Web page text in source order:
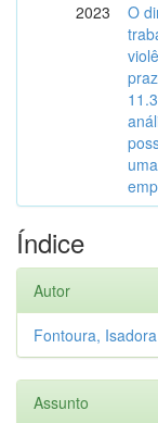
2023
O
Índice
Autor
Fontoura,
Assunto